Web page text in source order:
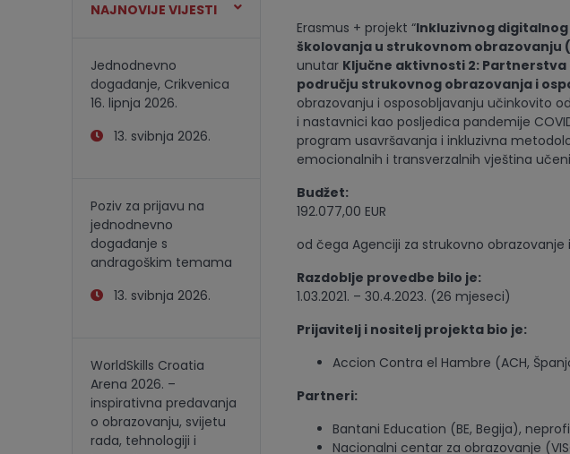
NAJNOVIJE VIJESTI
Jednodnevno
događanje, Crikvenica
16. lipnja 2026.
13. svibnja 2026.
Poziv za prijavu na
jednodnevno
događanje s
andragoškim temama
13. svibnja 2026.
WorldSkills Croatia
Arena 2026. –
inspirativna predavanja
o obrazovanju, svijetu
rada, tehnologiji i
Erasmus + projekt “Inkluzivnog digitalnog
školovanja u strukovnom obrazovanju
unutar Ključne aktivnosti 2:
području strukovnog obrazovanja i
obrazovanju i osposobljavanju učinkovito
i nastavnici kao posljedica pandemije
program usavršavanja i inkluzivna
emocionalnih i transverzalnih vještina
Budžet:
192.077,00 EUR
od čega Agenciji za strukovno obrazovanje i
Razdoblje provedbe bilo je:
1.03.2021. – 30.4.2023. (26 mjeseci)
Prijavitelj i nositelj projekta bio je:
Accion Contra el Hambre (ACH,
Partneri:
Bantani Education (BE, Begija),
Nacionalni centar za obrazovanje